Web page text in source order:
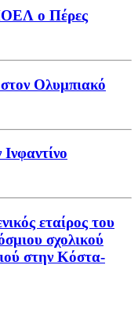
ο Πέρες
Ολυμπιακό
εταίρος του
σχολικού
στην Κόστα-